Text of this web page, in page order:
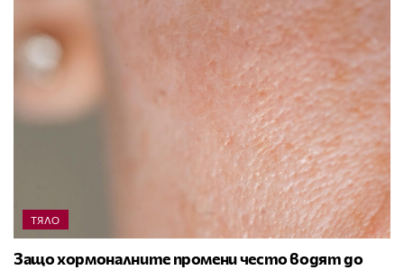
ТЯЛО
Защо хормоналните промени често водят до